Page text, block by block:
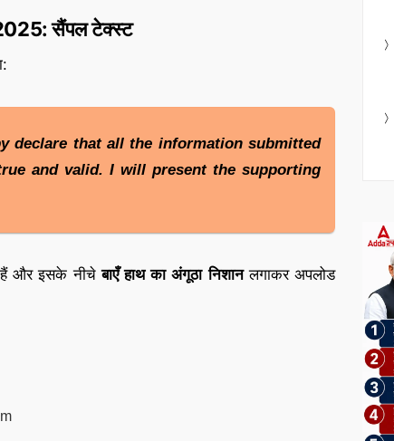
सैंपल टेक्स्ट
declare that all the information submitted
and valid. I will present the supporting
हैं और इसके नीचेबाएँ हाथ का अंगूठा निशानलगाकर अपलोड